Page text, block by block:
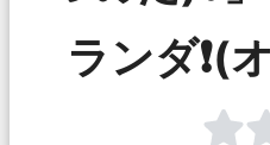
ランダ❗️(